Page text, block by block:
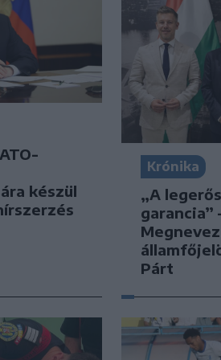
készül
Krónika
„A
garancia”
Párt